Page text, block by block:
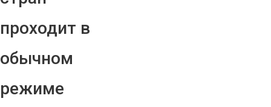
проходит в
обычном
режиме